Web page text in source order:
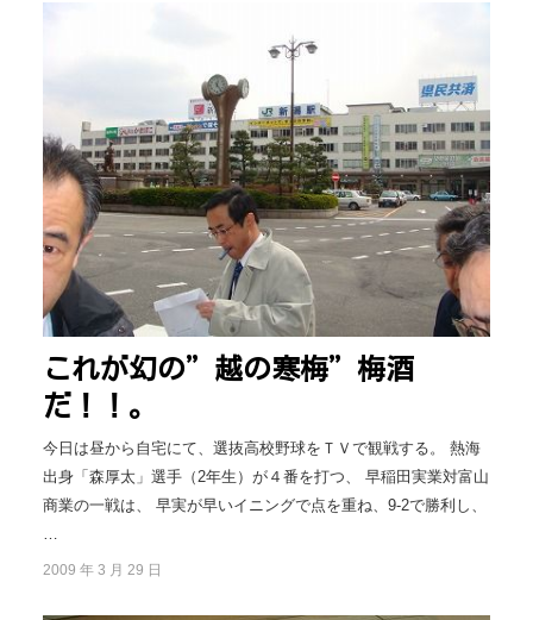
これが幻の”越の寒梅”梅酒
だ！！。
今日は昼から自宅にて、選抜高校野球をＴＶで観戦する。 熱海
出身「森厚太」選手（2年生）が４番を打つ、 早稲田実業対富山
商業の一戦は、 早実が早いイニングで点を重ね、9-2で勝利し、
…
2009 年 3 月 29 日